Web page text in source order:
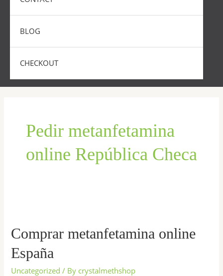
BLOG
CHECKOUT
Pedir metanfetamina
online República Checa
Comprar metanfetamina online
España
Uncategorized / By crystalmethshop
online
España